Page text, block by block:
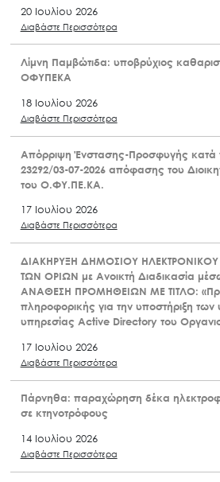
20 Ιουλίου 2026
Διαβάστε Περισσότερα
Λίμνη Παμβώτιδα: υποβρύχιος
ΟΦΥΠΕΚΑ
18 Ιουλίου 2026
Διαβάστε Περισσότερα
Απόρριψη Ένστασης-Προσφυγής κατά
23292/03-07-2026 απόφασης του
του Ο.ΦΥ.ΠΕ.ΚΑ.
17 Ιουλίου 2026
Διαβάστε Περισσότερα
ΔΙΑΚΗΡΥΞΗ ΔΗΜΟΣΙΟΥ
ΤΩΝ ΟΡΙΩΝ με Ανοικτή Διαδικασία
ΑΝΑΘΕΣΗ ΠΡΟΜΗΘΕΙΩΝ ΜΕ ΤΙΤΛΟ:
πληροφορικής για την υποστήριξη
υπηρεσίας Active Directory του
17 Ιουλίου 2026
Διαβάστε Περισσότερα
Πάρνηθα: παραχώρηση δέκα
σε κτηνοτρόφους
14 Ιουλίου 2026
Διαβάστε Περισσότερα